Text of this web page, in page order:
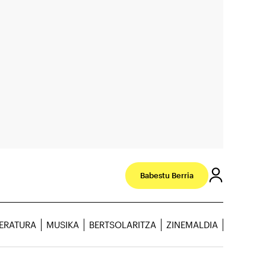
Babestu Berria
MUSIKA BERTSOLARITZA ZINEMALDIA